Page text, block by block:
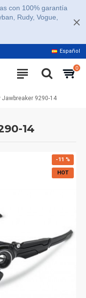
con 100% garantía
Rudy, Vogue,
Español
0
Jawbreaker 9290-14
14
HOT
-11 %